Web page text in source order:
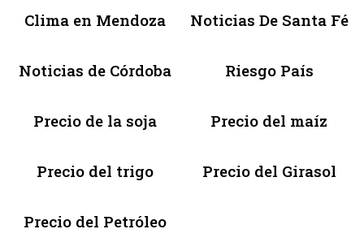
Clima en Mendoza Noticias De Santa Fé
Noticias de Córdoba Riesgo País
Precio de la soja Precio del maíz
Precio del trigo Precio del Girasol
Precio del Petróleo